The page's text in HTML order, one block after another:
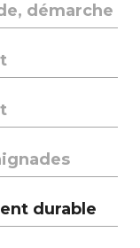
démarche
durable